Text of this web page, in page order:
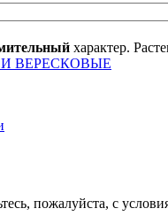
характер.
ВЕРЕСКОВЫЕ
пожалуйста, с